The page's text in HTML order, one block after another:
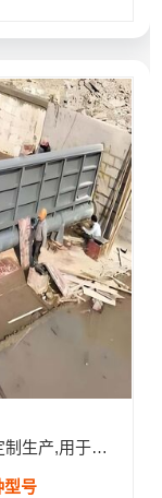
液压升降坝（液压活动坝）- 专业厂家定制生产,用于河道/防汛工程
型号